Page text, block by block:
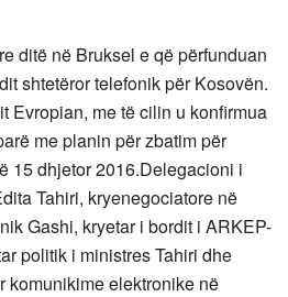
ditë në Bruksel e që përfunduan
shtetëror telefonik për Kosovën.
Evropian, me të cilin u konfirmua
me planin për zbatim për
15 dhjetor 2016.Delegacioni i
Tahiri, kryenegociatore në
Gashi, kryetar i bordit i ARKEP-
politik i ministres Tahiri dhe
komunikime elektronike në